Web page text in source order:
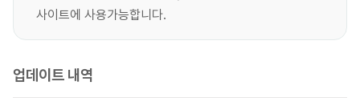
사이트에 사용가능합니다.
업데이트 내역